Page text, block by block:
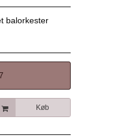
balorkester
Køb